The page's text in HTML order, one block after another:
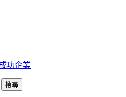
功企業